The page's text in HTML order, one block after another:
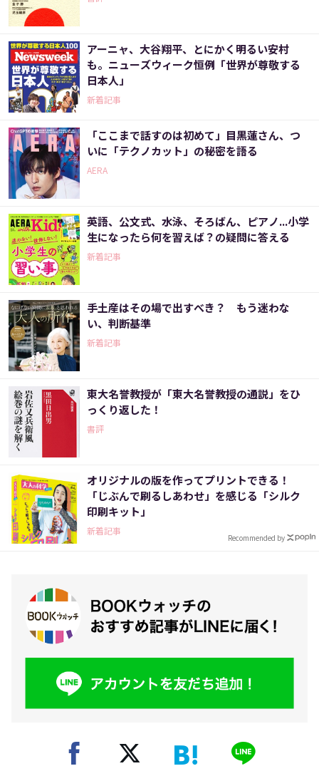
アーニャ、大谷翔平、とにかく明るい安村
も。ニューズウィーク恒例「世界が尊敬する
日本人」
新着記事
「ここまで話すのは初めて」目黒蓮さん、つ
いに「テクノカット」の秘密を語る
AERA
英語、公文式、水泳、そろばん、ピアノ...小学
生になったら何を習えば？の疑問に答える
新着記事
手土産はその場で出すべき？ もう迷わな
い、判断基準
新着記事
東大名誉教授が「東大名誉教授の通説」をひ
っくり返した！
書評
オリジナルの版を作ってプリントできる！
「じぶんで刷るしあわせ」を感じる「シルク
印刷キット」
新着記事
Recommended by